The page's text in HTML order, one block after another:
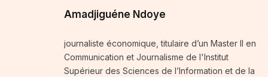
Amadjiguéne Ndoye
journaliste économique, titulaire d’un Master II en
Communication et Journalisme de l'Institut
Supérieur des Sciences de l’Information et de la